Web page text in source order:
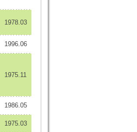
1978.03
1996.06
1975.11
1986.05
1975.03